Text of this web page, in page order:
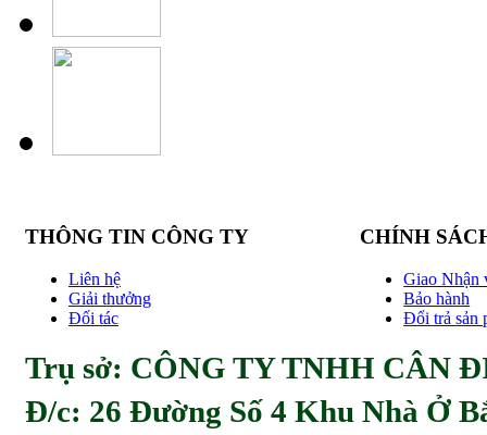
THÔNG TIN CÔNG TY
Liên hệ
Giải thưởng
Đối tác
CHÍNH
Giao Nhận
Bảo hành
Đổi trả sản
Trụ sở: CÔNG TY TNHH CÂN
Đ/c: 26 Đường Số 4 Khu Nhà Ở